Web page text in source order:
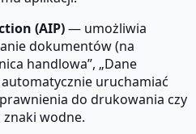
(AIP)— umożliwia
dokumentów (na
handlowa”, „Dane
uruchamiać
do drukowania czy
wodne.